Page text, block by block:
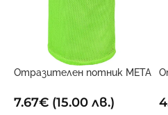
Отразителен потник META
7.67€ (15.00 лв.)